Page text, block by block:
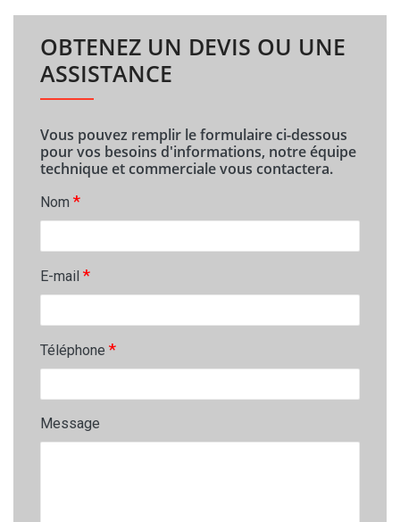
OBTENEZ UN DEVIS OU UNE
ASSISTANCE
Vous pouvez remplir le formulaire ci-dessous
pour vos besoins d'informations, notre équipe
technique et commerciale vous contactera.
Nom *
E-mail *
Téléphone *
Message